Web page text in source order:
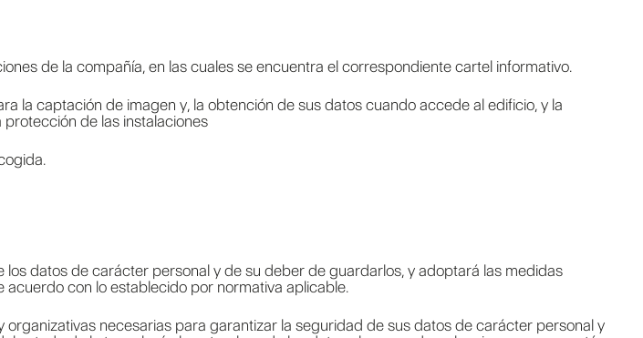
de la compañía, en las cuales se encuentra el correspondiente cartel informativo.
la captación de imagen y, la obtención de sus datos cuando accede al edificio, y la
de las instalaciones
datos de carácter personal y de su deber de guardarlos, y adoptará las medidas
con lo establecido por normativa aplicable.
necesarias para garantizar la seguridad de sus datos de carácter personal y